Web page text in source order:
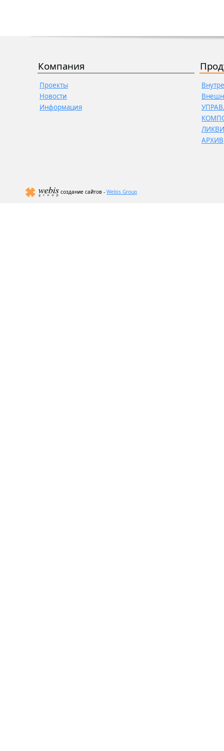
Компания
Проекты
Новости
Информация
АРХИВ
создание сайтов - Webis Group